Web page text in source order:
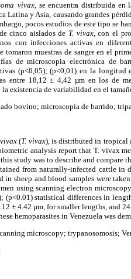
vivax, se encuentra distribuida en
Latina y Asia, causando grandes
pocos estudios de este tipo se
cinco aislados de T. vivax, con el
con infecciones activas en
muestras de sangre en el
de microscopia electrónica de
(p<0,05); (p<0,01) en la longitud
entre 18,12 ± 4,42 µm en los de
existencia de variabilidad en el
bovino; microscopia de barrido;
vivax(T. vivax), is distributed in tropical
analysis report that T. vivax
study was to describe and compare
from naturally-infected cattle in
sheep and blood samples were
using scanning electron
(p<0.01) statistical differences in
± 4.42 µm, for smaller lengths, and
hemoparasites in Venezuela was
microscopy; trypanosomosis;